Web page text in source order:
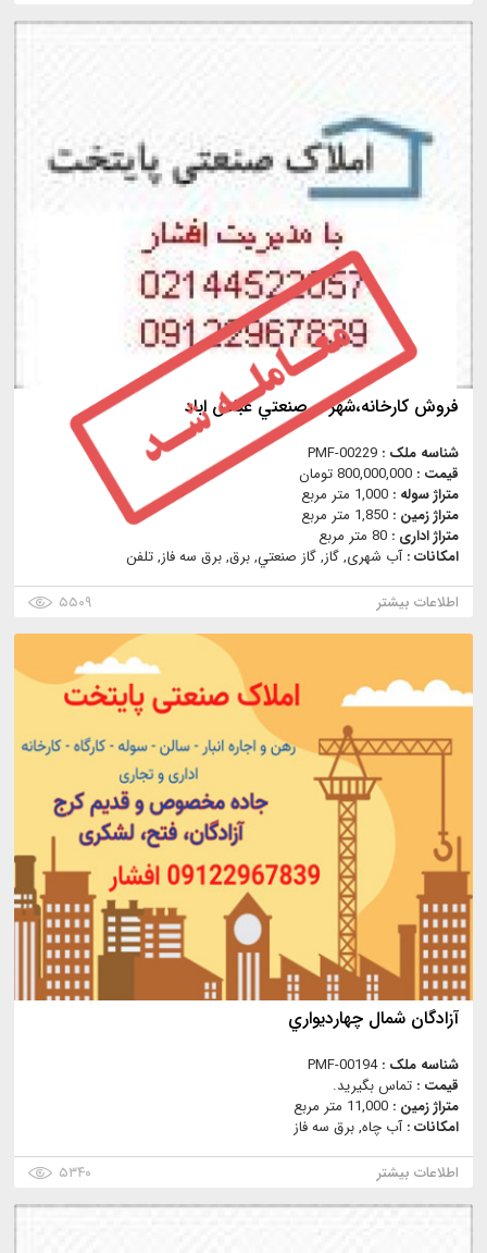
فروش كارخانه،شهرك صنعتي عباس اباد
شناسه ملک : PMF-00229
قیمت : 800,000,000 تومان
متراژ سوله : 1,000 متر مربع
متراژ زمین : 1,850 متر مربع
متراژ اداری : 80 متر مربع
امکانات :آب شهری, گاز, گاز صنعتي, برق, برق سه فاز, تلفن
اطلاعات بیشتر
۵۵۰۹
آزادگان شمال چهارديواري
شناسه ملک :PMF-00194
قیمت : تماس بگیرید.
متراژ زمین : 11,000 متر مربع
امکانات :آب چاه, برق سه فاز
اطلاعات بیشتر
۵۳۴۰